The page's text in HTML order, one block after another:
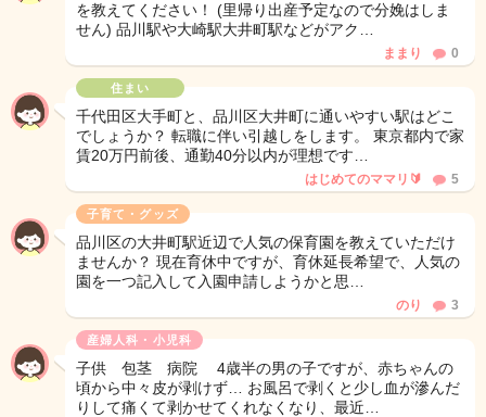
を教えてください！ (里帰り出産予定なので分娩はしま
せん) 品川駅や大崎駅大井町駅などがアク…
ままり 0
住まい
千代田区大手町と、品川区大井町に通いやすい駅はどこ
でしょうか？ 転職に伴い引越しをします。 東京都内で家
賃20万円前後、通勤40分以内が理想です…
はじめてのママリ🔰 5
子育て・グッズ
品川区の大井町駅近辺で人気の保育園を教えていただけ
ませんか？ 現在育休中ですが、育休延長希望で、人気の
園を一つ記入して入園申請しようかと思…
のり 3
産婦人科・小児科
子供 包茎 病院 4歳半の男の子ですが、赤ちゃんの
頃から中々皮が剥けず… お風呂で剥くと少し血が滲んだ
りして痛くて剥かせてくれなくなり、最近…